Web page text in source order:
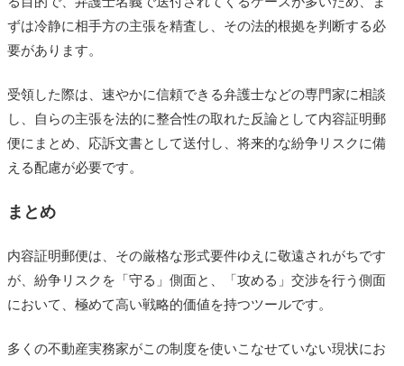
ずは冷静に相手方の主張を精査し、その法的根拠を判断する必
要があります。
受領した際は、速やかに信頼できる弁護士などの専門家に相談
し、自らの主張を法的に整合性の取れた反論として内容証明郵
便にまとめ、応訴文書として送付し、将来的な紛争リスクに備
える配慮が必要です。
まとめ
内容証明郵便は、その厳格な形式要件ゆえに敬遠されがちです
が、紛争リスクを「守る」側面と、「攻める」交渉を行う側面
において、極めて高い戦略的価値を持つツールです。
多くの不動産実務家がこの制度を使いこなせていない現状にお